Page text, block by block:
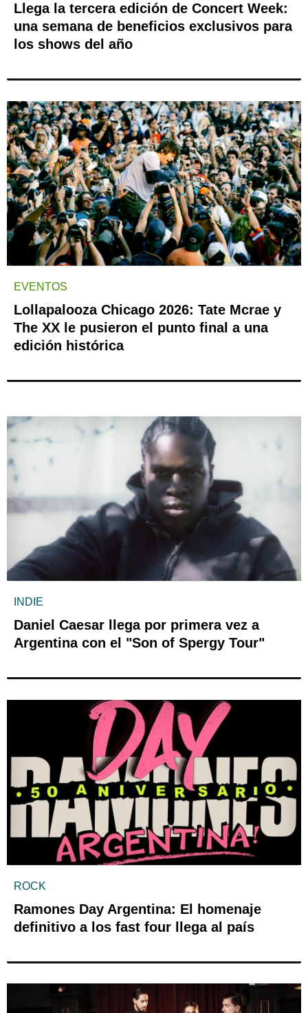
Llega la tercera edición de Concert Week:
una semana de beneficios exclusivos para
los shows del año
EVENTOS
Lollapalooza Chicago 2026: Tate Mcrae y
The XX le pusieron el punto final a una
edición histórica
INDIE
Daniel Caesar llega por primera vez a
Argentina con el "Son of Spergy Tour"
ROCK
Ramones Day Argentina: El homenaje
definitivo a los fast four llega al país